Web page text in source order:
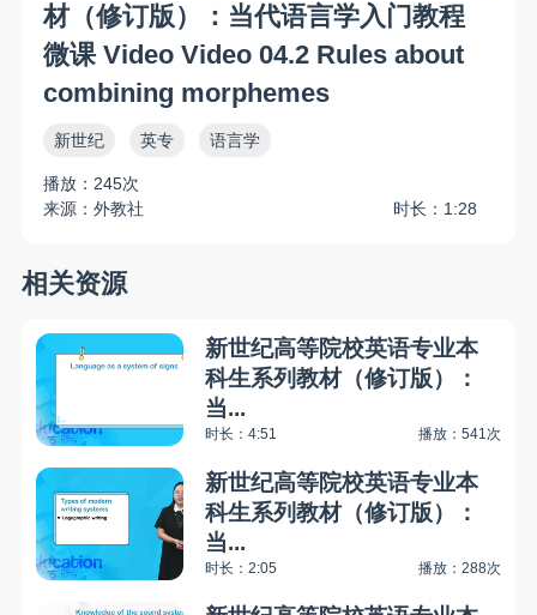
材（修订版）：当代语言学入门教程
微课 Video Video 04.2 Rules about
combining morphemes
新世纪 英专 语言学
播放：245次
来源：外教社
时长：1:28
相关资源
新世纪高等院校英语专业本
科生系列教材（修订版）：
当...
时长：4:51 播放：541次
新世纪高等院校英语专业本
科生系列教材（修订版）：
当...
时长：2:05 播放：288次